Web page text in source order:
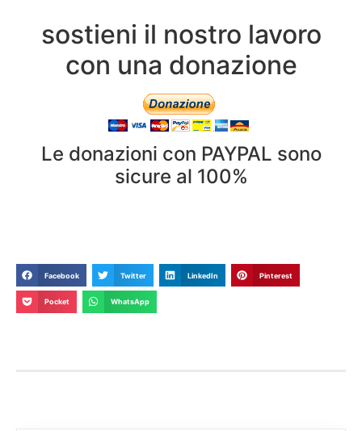
sostieni il nostro lavoro
con una donazione
Le donazioni con PAYPAL sono
sicure al 100%
Facebook Twitter LinkedIn Pinterest
Pocket WhatsApp